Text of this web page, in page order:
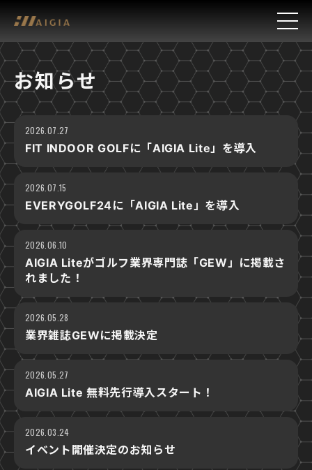
お知らせ
2026.07.27
FIT INDOOR GOLFに「AIGIA Lite」を導入
2026.07.15
EVERYGOLF24に「AIGIA Lite」を導入
2026.06.10
AIGIA Liteがゴルフ業界専門誌「GEW」に掲載さ
れました！
2026.05.28
業界雑誌GEWに掲載決定
2026.05.27
AIGIA Lite 無料先行導入スタート！
2026.03.24
イベント開催決定のお知らせ